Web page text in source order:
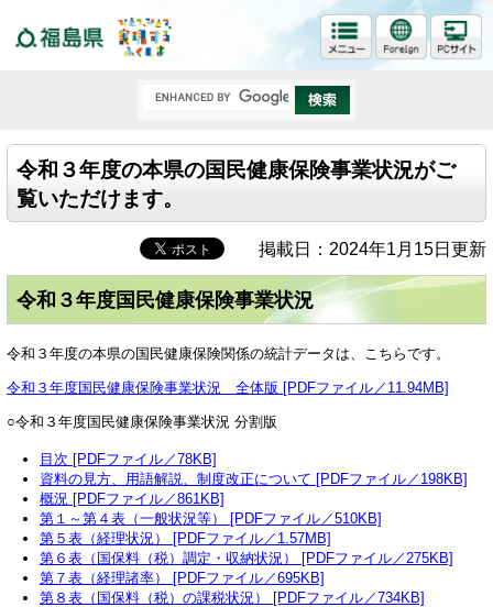
令和３年度の本県の国民健康保険事業状況がご
覧いただけます。
掲載日：2024年1月15日更新
令和３年度国民健康保険事業状況
令和３年度の本県の国民健康保険関係の統計データは、こちらです。
令和３年度国民健康保険事業状況 全体版 [PDFファイル／11.94MB]
○令和３年度国民健康保険事業状況 分割版
目次 [PDFファイル／78KB]
資料の見方、用語解説、制度改正について [PDFファイル／198KB]
概況 [PDFファイル／861KB]
第１～第４表（一般状況等） [PDFファイル／510KB]
第５表（経理状況） [PDFファイル／1.57MB]
第６表（国保料（税）調定・収納状況） [PDFファイル／275KB]
第７表（経理諸率） [PDFファイル／695KB]
第８表（国保料（税）の課税状況） [PDFファイル／734KB]